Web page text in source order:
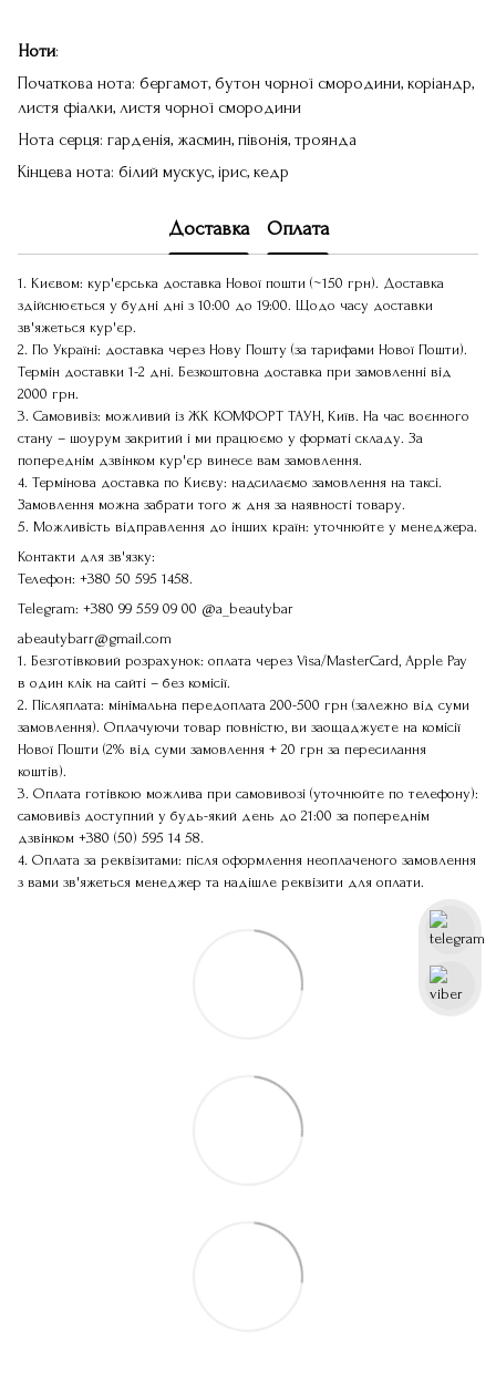
Ноти:
Початкова нота: бергамот, бутон чорної смородини, коріандр,
листя фіалки, листя чорної смородини
Нота серця: гарденія, жасмин, півонія, троянда
Кінцева нота: білий мускус, ірис, кедр
Доставка Оплата
1. Києвом: кур'єрська доставка Нової пошти (~150 грн). Доставка
здійснюється у будні дні з 10:00 до 19:00. Щодо часу доставки
зв'яжеться кур'єр.
2. По Україні: доставка через Нову Пошту (за тарифами Нової Пошти).
Термін доставки 1-2 дні. Безкоштовна доставка при замовленні від
2000 грн.
3. Самовивіз: можливий із ЖК КОМФОРТ ТАУН, Київ. На час воєнного
стану – шоурум закритий і ми працюємо у форматі складу. За
попереднім дзвінком кур'єр винесе вам замовлення.
4. Термінова доставка по Києву: надсилаємо замовлення на таксі.
Замовлення можна забрати того ж дня за наявності товару.
5. Можливість відправлення до інших країн: уточнюйте у менеджера.
Контакти для зв'язку:
Телефон: +380 50 595 1458.
Telegram: +380 99 559 09 00 @a_beautybar
abeautybarr@gmail.com
1. Безготівковий розрахунок: оплата через Visa/MasterCard, Apple Pay
в один клік на сайті – без комісії.
2. Післяплата: мінімальна передоплата 200-500 грн (залежно від суми
замовлення). Оплачуючи товар повністю, ви заощаджуєте на комісії
Нової Пошти (2% від суми замовлення + 20 грн за пересилання
коштів).
3. Оплата готівкою можлива при самовивозі (уточнюйте по телефону):
самовивіз доступний у будь-який день до 21:00 за попереднім
дзвінком +380 (50) 595 14 58.
4. Оплата за реквізитами: після оформлення неоплаченого замовлення
з вами зв'яжеться менеджер та надішле реквізити для оплати.